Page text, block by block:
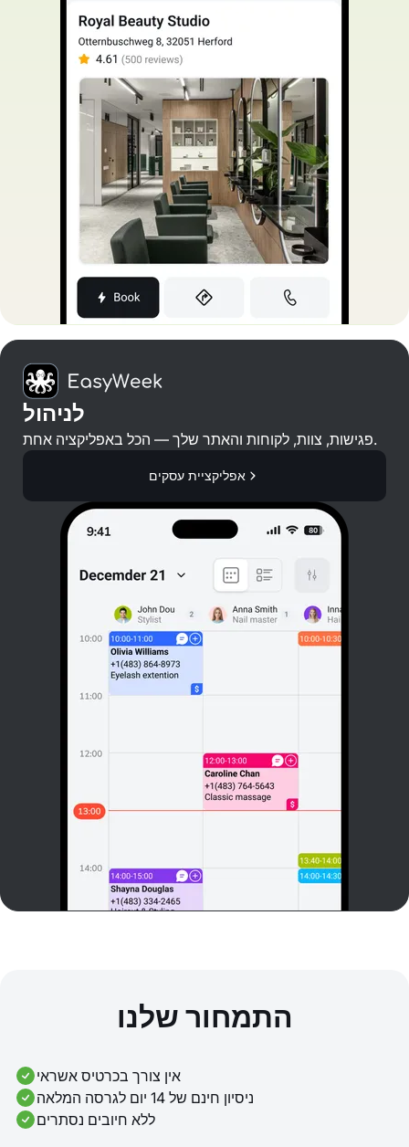
לניהול
פגישות, צוות, לקוחות והאתר שלך — הכל באפליקציה אחת.
אפליקציית עסקים
התמחור שלנו
אין צורך בכרטיס אשראי
ניסיון חינם של 14 יום לגרסה המלאה
ללא חיובים נסתרים